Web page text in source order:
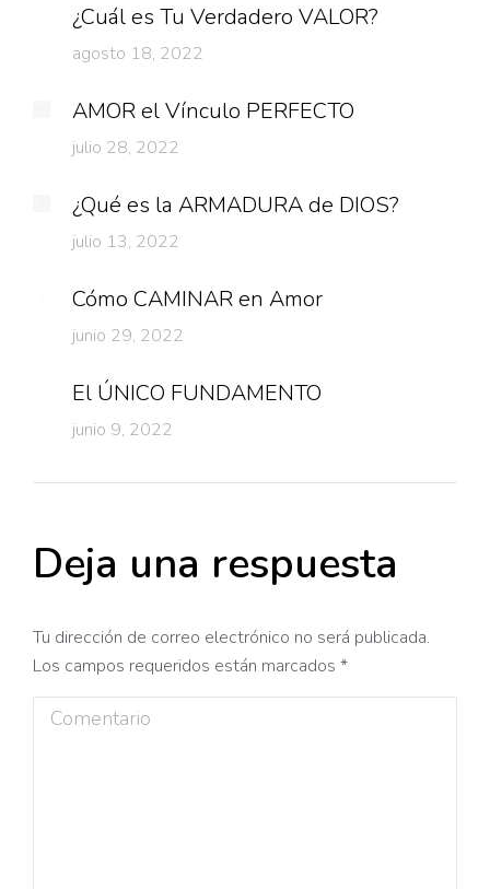
¿Cuál es Tu Verdadero VALOR?
agosto 18, 2022
AMOR el Vínculo PERFECTO
julio 28, 2022
¿Qué es la ARMADURA de DIOS?
julio 13, 2022
Cómo CAMINAR en Amor
junio 29, 2022
El ÚNICO FUNDAMENTO
junio 9, 2022
Deja una respuesta
Tu dirección de correo electrónico no será publicada.
Los campos requeridos están marcados *
Comentario